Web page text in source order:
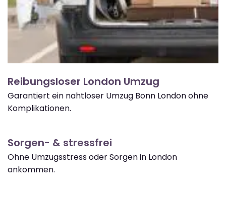
Reibungsloser London Umzug
Garantiert ein nahtloser Umzug Bonn London ohne
Komplikationen.
Sorgen- & stressfrei
Ohne Umzugsstress oder Sorgen in London
ankommen.